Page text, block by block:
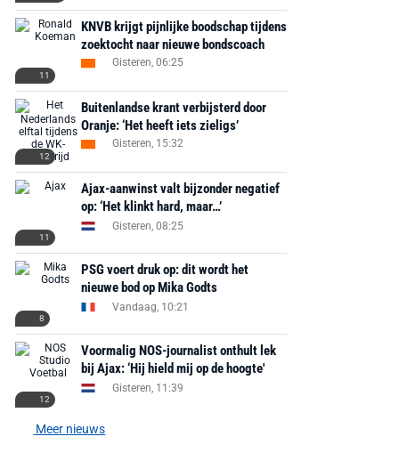
€ 29,99 € 78,00€ 130,00
Bekijk deal
11
KNVB krijgt pijnlijke boodschap tijdens
zoektocht naar nieuwe bondscoach
Gisteren, 06:25
12
Buitenlandse krant verbijsterd door
Oranje: ‘Het heeft iets zieligs’
Gisteren, 15:32
11
Ajax-aanwinst valt bijzonder negatief
op: ‘Het klinkt hard, maar…’
Gisteren, 08:25
8
PSG voert druk op: dit wordt het
nieuwe bod op Mika Godts
Vandaag, 10:21
12
Voormalig NOS-journalist onthult lek
bij Ajax: ‘Hij hield mij op de hoogte'
Gisteren, 11:39
Meer nieuws